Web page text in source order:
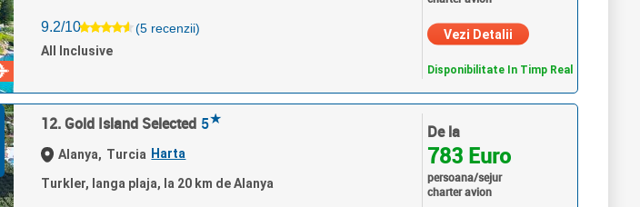
Vezi Detalii
Disponibilitate In Timp Real
9.2/10
(5 recenzii)
All Inclusive
De la
783 Euro
persoana/sejur
charter avion
12. Gold Island Selected 5★
Alanya, Turcia Harta
Turkler, langa plaja, la 20 km de Alanya